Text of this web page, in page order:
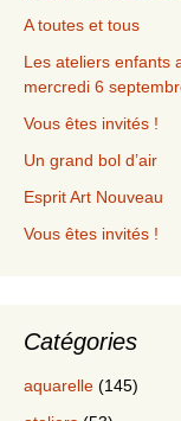
A toutes et tous
Les ateliers enfants
mercredi 6
Vous êtes invités !
Un grand bol d’air
Esprit Art Nouveau
Vous êtes invités !
Catégories
aquarelle (145)